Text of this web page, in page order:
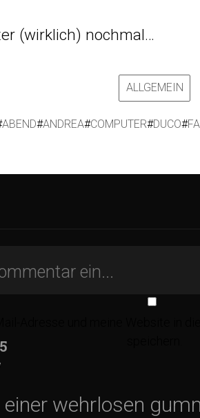
(wirklich) nochmal…
ALLGEMEIN
ABEND#ANDREA#COMPUTER#DUCO#
wehrlosen